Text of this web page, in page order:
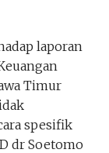
laporan
Timur
spesifik
dr Soetomo